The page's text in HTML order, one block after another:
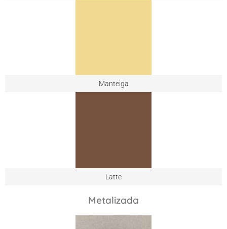
Manteiga
Latte
Metalizada